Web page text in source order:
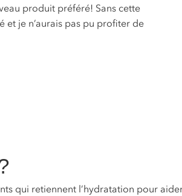
produit préféré! Sans cette
et je n’aurais pas pu profiter de
qui retiennent l’hydratation pour